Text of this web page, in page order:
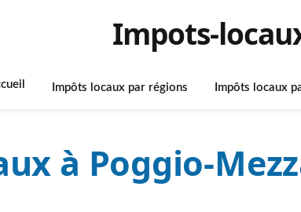
Impots-
Impôts locaux par régions Impôts locaux
à Poggio-